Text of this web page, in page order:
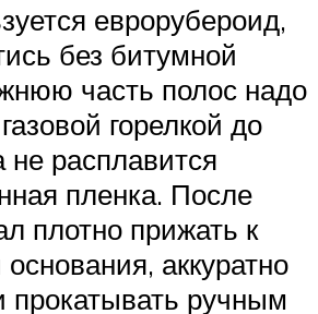
еврорубероид,
без битумной
часть полос надо
горелкой до
не расплавится
пленка. После
плотно прижать к
аккуратно
прокатывать ручным